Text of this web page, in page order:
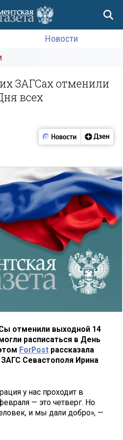
Новости
ЗАГСах отменили
всех
отменили выходной 14
расписаться в День
ForPost рассказала
ЗАГС Севастополя Ирина
у нас проходит в
— это четверг. Но
и мы дали добро», —